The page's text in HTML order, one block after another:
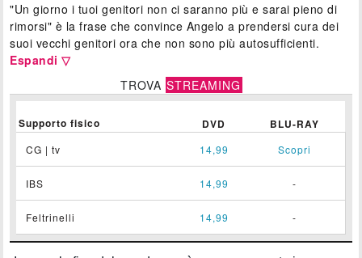
"Un giorno i tuoi genitori non ci saranno più e sarai pieno di
rimorsi" è la frase che convince Angelo a prendersi cura dei
suoi vecchi genitori ora che non sono più autosufficienti.
Espandi ▽
TROVA STREAMING
Supporto fisico DVD BLU-RAY
CG | tv 14,99 Scopri
IBS 14,99 -
Feltrinelli 14,99 -